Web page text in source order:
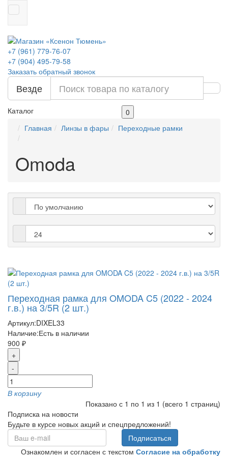
+7 (961) 779-76-07
+7 (904) 495-79-58
Заказать обратный звонок
Везде
Каталог
0
Главная
Линзы в фары Переходные рамки
Omoda
Переходная рамка для OMODA C5 (2022 - 2024
г.в.) на 3/5R (2 шт.)
Артикул:DIXEL33
Наличие:Есть в наличии
900 ₽
+
-
В корзину
Показано с 1 по 1 из 1 (всего 1 страниц)
Подписка на новости
Будьте в курсе новых акций и спецпредложений!
Подписаться
Ознакомлен и согласен с текстом Согласие на обработку